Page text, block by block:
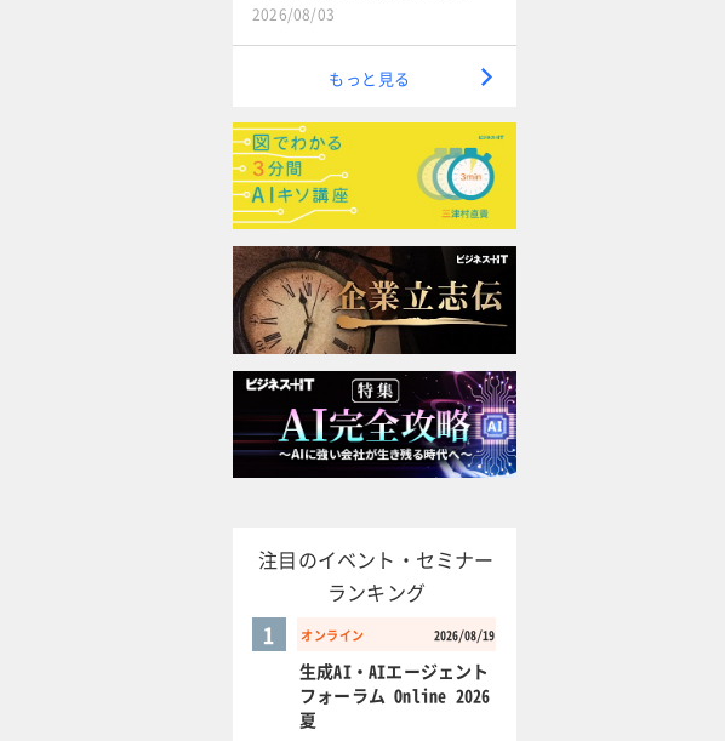
2026/08/03
もっと見る
注目のイベント・セミナー
ランキング
オンライン 2026/08/19
1
生成AI・AIエージェント
フォーラム Online 2026
夏